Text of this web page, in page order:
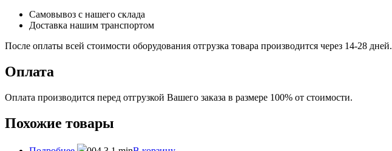
Самовывоз с нашего склада
Доставка нашим транспортом
После оплаты всей стоимости оборудования отгрузка товара производится через 14-28 дней.
Оплата
Оплата производится перед отгрузкой Вашего заказа в размере 100% от стоимости.
Похожие товары